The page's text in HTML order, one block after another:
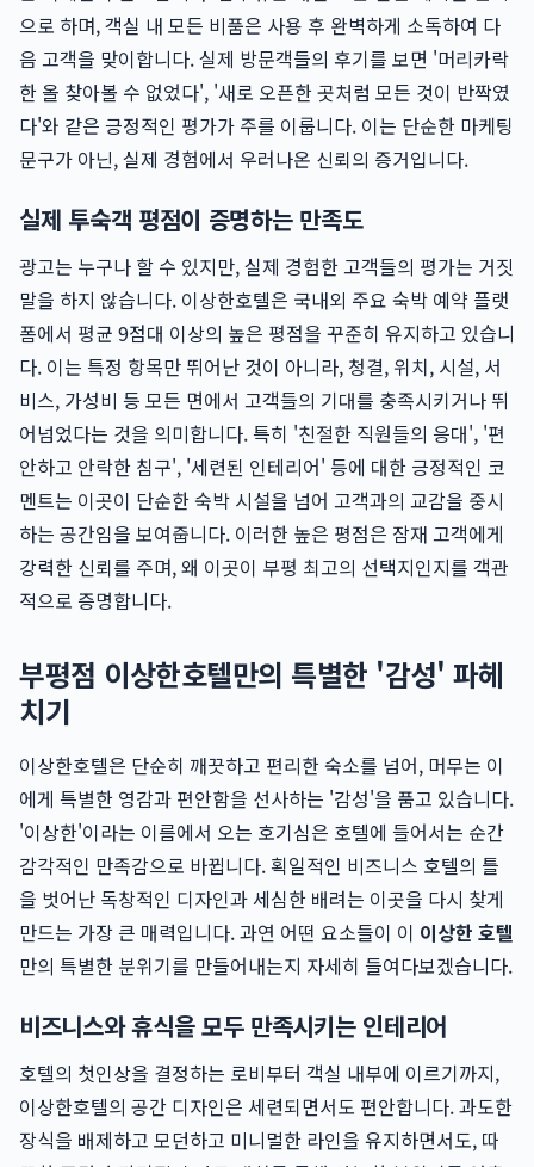
으로 하며, 객실 내 모든 비품은 사용 후 완벽하게 소독하여 다
음 고객을 맞이합니다. 실제 방문객들의 후기를 보면 '머리카락
한 올 찾아볼 수 없었다', '새로 오픈한 곳처럼 모든 것이 반짝였
다'와 같은 긍정적인 평가가 주를 이룹니다. 이는 단순한 마케팅
문구가 아닌, 실제 경험에서 우러나온 신뢰의 증거입니다.
실제 투숙객 평점이 증명하는 만족도
광고는 누구나 할 수 있지만, 실제 경험한 고객들의 평가는 거짓
말을 하지 않습니다. 이상한호텔은 국내외 주요 숙박 예약 플랫
폼에서 평균 9점대 이상의 높은 평점을 꾸준히 유지하고 있습니
다. 이는 특정 항목만 뛰어난 것이 아니라, 청결, 위치, 시설, 서
비스, 가성비 등 모든 면에서 고객들의 기대를 충족시키거나 뛰
어넘었다는 것을 의미합니다. 특히 '친절한 직원들의 응대', '편
안하고 안락한 침구', '세련된 인테리어' 등에 대한 긍정적인 코
멘트는 이곳이 단순한 숙박 시설을 넘어 고객과의 교감을 중시
하는 공간임을 보여줍니다. 이러한 높은 평점은 잠재 고객에게
강력한 신뢰를 주며, 왜 이곳이 부평 최고의 선택지인지를 객관
적으로 증명합니다.
부평점 이상한호텔만의 특별한 '감성' 파헤
치기
이상한호텔은 단순히 깨끗하고 편리한 숙소를 넘어, 머무는 이
에게 특별한 영감과 편안함을 선사하는 '감성'을 품고 있습니다.
'이상한'이라는 이름에서 오는 호기심은 호텔에 들어서는 순간
감각적인 만족감으로 바뀝니다. 획일적인 비즈니스 호텔의 틀
을 벗어난 독창적인 디자인과 세심한 배려는 이곳을 다시 찾게
만드는 가장 큰 매력입니다. 과연 어떤 요소들이 이 이상한 호텔
만의 특별한 분위기를 만들어내는지 자세히 들여다보겠습니다.
비즈니스와 휴식을 모두 만족시키는 인테리어
호텔의 첫인상을 결정하는 로비부터 객실 내부에 이르기까지,
이상한호텔의 공간 디자인은 세련되면서도 편안합니다. 과도한
장식을 배제하고 모던하고 미니멀한 라인을 유지하면서도, 따